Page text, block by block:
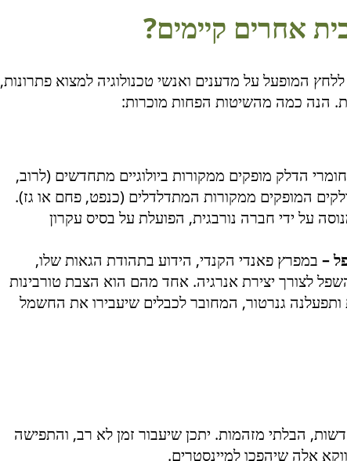
אחרים קיימים?
המופעל על מדענים ואנשי טכנולוגיה למצוא פתרונות,
הנה כמה מהשיטות הפחות מוכרות:
חומרי הדלק מופקים ממקורות ביולוגיים מתחדשים (לרוב,
המופקים ממקורות המתדלדלים (כנפט, פחם או גז).
על ידי חברה נורבגית, הפועלת על בסיס עקרון
– במפרץ פאנדי הקנדי, הידוע בתהודת הגאות שלו,
לצורך יצירת אנרגיה. אחד מהם הוא הצבת טורבינות
גנרטור, המחובר לכבלים שיעבירו את החשמל
הבלתי מזהמות. יתכן שיעבור זמן לא רב, והתפישה
אלה שיהפכו למיינסטרים.